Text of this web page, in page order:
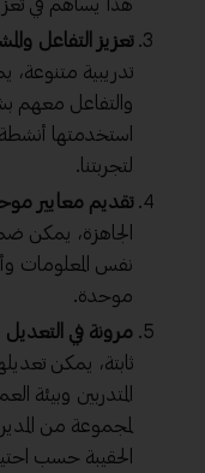
هذا يساهم في
تعزيز التفاعل
تدريبية متنوعة،
والتفاعل معهم
استخدمتها
لتجربتنا.
تقديم معايير
الجاهزة، يمكن
نفس المعلومات
موحدة.
مرونة في
ثابتة، يمكن
المتدربين وبيئة
لمجموعة من
الحقيبة حسب